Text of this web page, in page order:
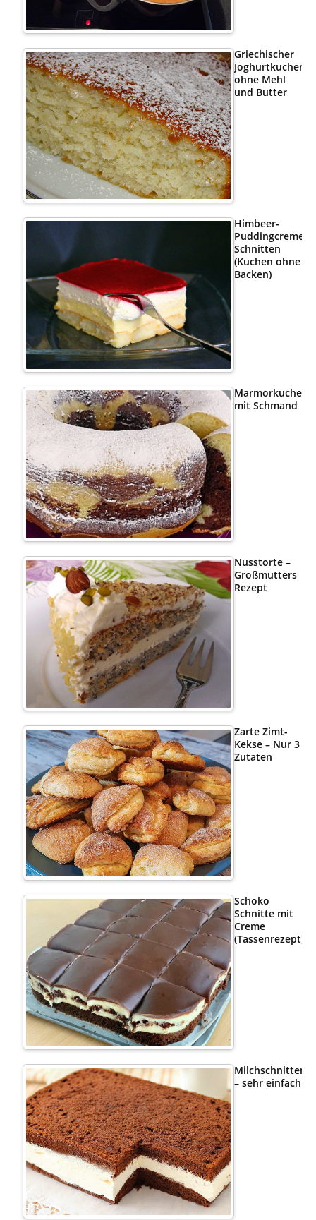
Griechischer
Joghurtkuchen
ohne Mehl
und Butter
Himbeer-
Puddingcreme
Schnitten
(Kuchen ohne
Backen)
Marmorkuchen
mit Schmand
Nusstorte –
Großmutters
Rezept
Zarte Zimt-
Kekse – Nur 3
Zutaten
Schoko
Schnitte mit
Creme
(Tassenrezept)
– sehr einfach